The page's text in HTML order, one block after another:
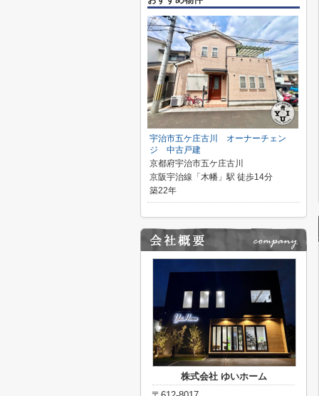
宇治市五ケ庄古川 オーナーチェン
ジ 中古戸建
京都府宇治市五ケ庄古川
京阪宇治線「木幡」駅 徒歩14分
築22年
株式会社 ゆいホーム